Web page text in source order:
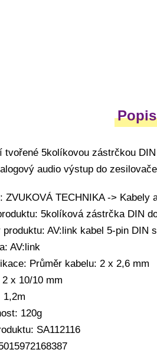
Popis
tvořené 5kolíkovou zástrčkou
audio výstup do
ZVUKOVÁ TECHNIKA ->
5kolíková zástrčka DIN
produktu: AV:link kabel 5-pin DIN
AV:link
Průměr kabelu: 2 x 2,6 mm
x 10/10 mm
1,2m
120g
SA112116